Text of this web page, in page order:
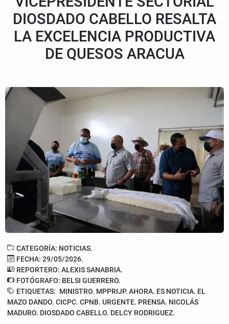
DIOSDADO CABELLO RESALTA
LA EXCELENCIA PRODUCTIVA
DE QUESOS ARACUA
CATEGORÍA: NOTICIAS.
FECHA: 29/05/2026.
REPORTERO: ALEXIS SANABRIA.
FOTÓGRAFO: BELSI GUERRERO.
ETIQUETAS: MINISTRO. MPPRIJP. AHORA. ES NOTICIA. EL
MAZO DANDO. CICPC. CPNB. URGENTE. PRENSA. NICOLÁS
MADURO. DIOSDADO CABELLO. DELCY RODRIGUEZ.